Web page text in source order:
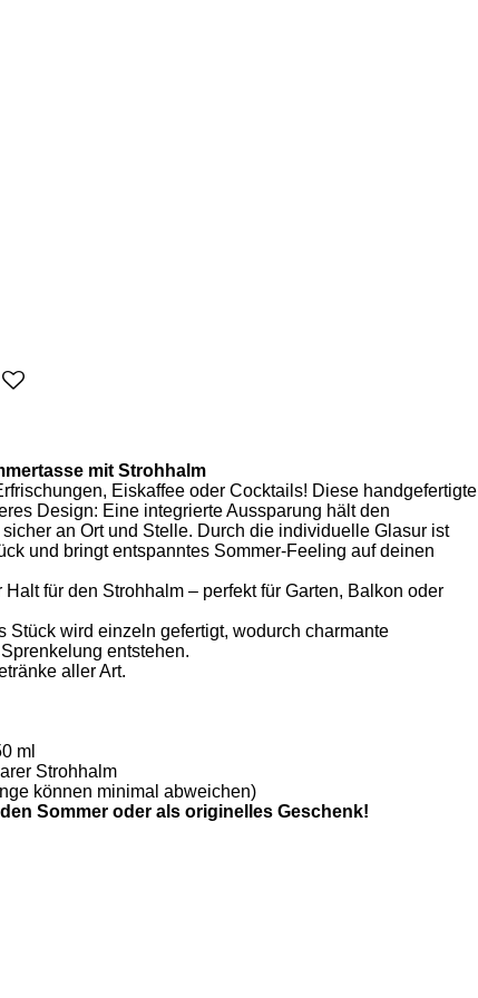
mit Strohhalm
Eiskaffee oder Cocktails! Diese handgefertigte
Design: Eine integrierte Aussparung hält den
an Ort und Stelle. Durch die individuelle Glasur ist
und bringt entspanntes Sommer-Feeling auf deinen
Halt für den Strohhalm – perfekt für Garten, Balkon oder
Stück wird einzeln gefertigt, wodurch charmante
entstehen.
aller Art.
ml
Strohhalm
können minimal abweichen)
Sommer oder als originelles Geschenk!